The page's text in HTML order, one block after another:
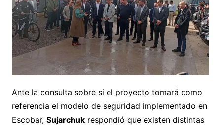
Ante la consulta sobre si el proyecto tomará como
referencia el modelo de seguridad implementado en
Escobar, Sujarchukrespondió que existen distintas